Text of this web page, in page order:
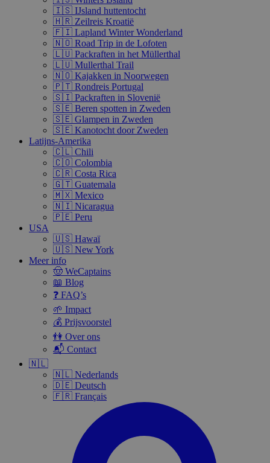
🇮🇸 IJsland huttentocht
🇭🇷 Zeilreis Kroatië
🇫🇮 Lapland Winter Wonderland
🇳🇴 Road Trip in de Lofoten
🇱🇺 Packraften in het Müllerthal
🇱🇺 Mullerthal Trail
🇳🇴 Kajakken in Noorwegen
🇵🇹 Rondreis Portugal
🇸🇮 Packraften in Slovenië
🇸🇪 Beren spotten in Zweden
🇸🇪 Glampen in Zweden
🇸🇪 Kanotocht door Zweden
Latijns-Amerika
🇨🇱 Chili
🇨🇴 Colombia
🇨🇷 Costa Rica
🇬🇹 Guatemala
🇲🇽 Mexico
🇳🇮 Nicaragua
🇵🇪 Peru
USA
🇺🇸 Hawaï
🇺🇸 New York
Meer info
🤠 WeCaptains
📖 Blog
❓ FAQ’s
🌱 Impact
💰 Prijsvoorstel
👫 Over ons
📬 Contact
🇳🇱
🇳🇱 Nederlands
🇩🇪 Deutsch
🇫🇷 Français